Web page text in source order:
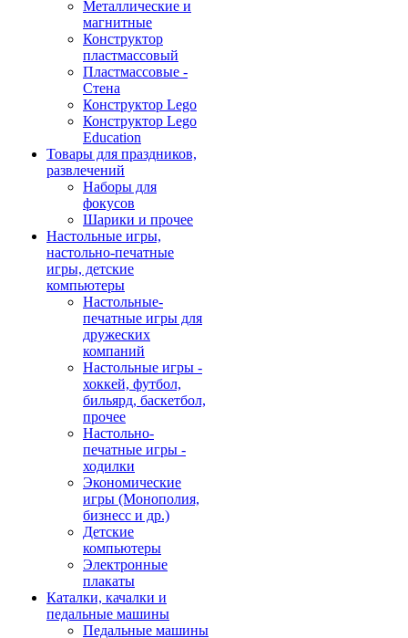
Металлические и
магнитные
Конструктор
пластмассовый
Пластмассовые -
Стена
Конструктор Lego
Конструктор Lego
Education
Товары для праздников,
развлечений
Наборы для
фокусов
Шарики и прочее
Настольные игры,
настольно-печатные
игры, детские
компьютеры
Настольные-
печатные игры для
дружеских
компаний
Настольные игры -
хоккей, футбол,
бильярд, баскетбол,
прочее
Настольно-
печатные игры -
ходилки
Экономические
игры (Монополия,
бизнесс и др.)
Детские
компьютеры
Электронные
плакаты
Каталки, качалки и
педальные машины
Педальные машины